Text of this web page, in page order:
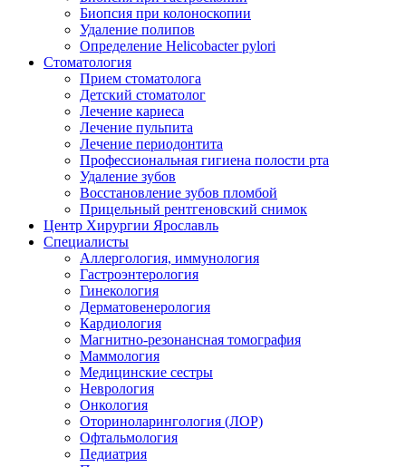
Биопсия при колоноскопии
Удаление полипов
Определение Helicobacter pylori
Стоматология
Прием стоматолога
Детский стоматолог
Лечение кариеса
Лечение пульпита
Лечение периодонтита
Профессиональная гигиена полости рта
Удаление зубов
Восстановление зубов пломбой
Прицельный рентгеновский снимок
Центр Хирургии Ярославль
Специалисты
Аллергология, иммунология
Гастроэнтерология
Гинекология
Дерматовенерология
Кардиология
Магнитно-резонансная томография
Маммология
Медицинские сестры
Неврология
Онкология
Оториноларингология (ЛОР)
Офтальмология
Педиатрия